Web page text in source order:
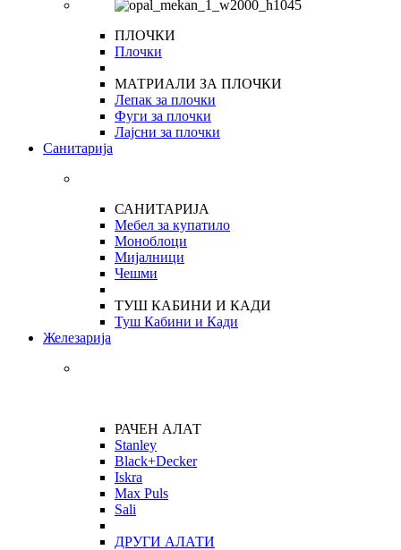
ПЛОЧКИ
Плочки
МАТРИАЛИ ЗА ПЛОЧКИ
Лепак за плочки
Фуги за плочки
Лајсни за плочки
Санитарија
САНИТАРИЈА
Мебел за купатило
Моноблоци
Мијалници
Чешми
ТУШ КАБИНИ И КАДИ
Туш Кабини и Кади
Железарија
РАЧЕН АЛАТ
Stanley
Black+Decker
Iskra
Max Puls
Sali
ДРУГИ АЛАТИ